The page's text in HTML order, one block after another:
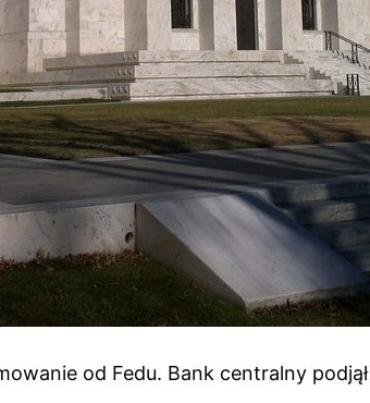
od Fedu. Bank centralny